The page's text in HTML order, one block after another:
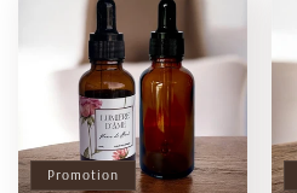
Promotion